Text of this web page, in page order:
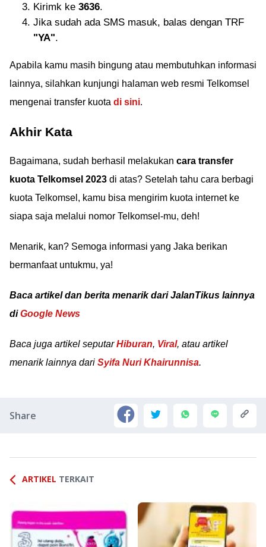
Kirimk ke 3636.
Jika sudah ada SMS masuk, balas dengan TRF
"YA".
Apabila kamu masih bingung atau membutuhkan informasi
lainnya, silahkan kunjungi halaman web resmi Telkomsel
mengenai transfer kuota di sini.
Akhir Kata
Bagaimana, sudah berhasil melakukan cara transfer
kuota Telkomsel 2023 di atas? Setelah tahu cara berbagi
kuota Telkomsel, kamu bisa mengirim kuota internet ke
siapa saja melalui nomor Telkomsel-mu, deh!
Menarik, kan? Semoga informasi yang Jaka berikan
bermanfaat untukmu, ya!
Baca artikel dan berita menarik dari JalanTikus lainnya
diGoogle News
Baca juga artikel seputarHiburan, Viral, atau artikel
menarik lainnya dari Syifa Nuri Khairunnisa.
Share
ARTIKEL TERKAIT